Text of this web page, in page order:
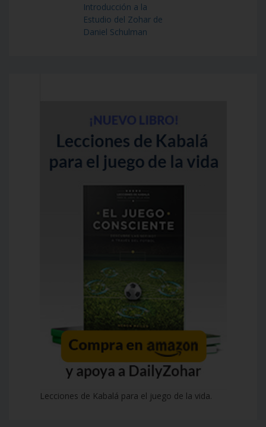
Introducción a la
Estudio del Zohar de
Daniel Schulman
Lecciones de Kabalá para el juego de la vida.